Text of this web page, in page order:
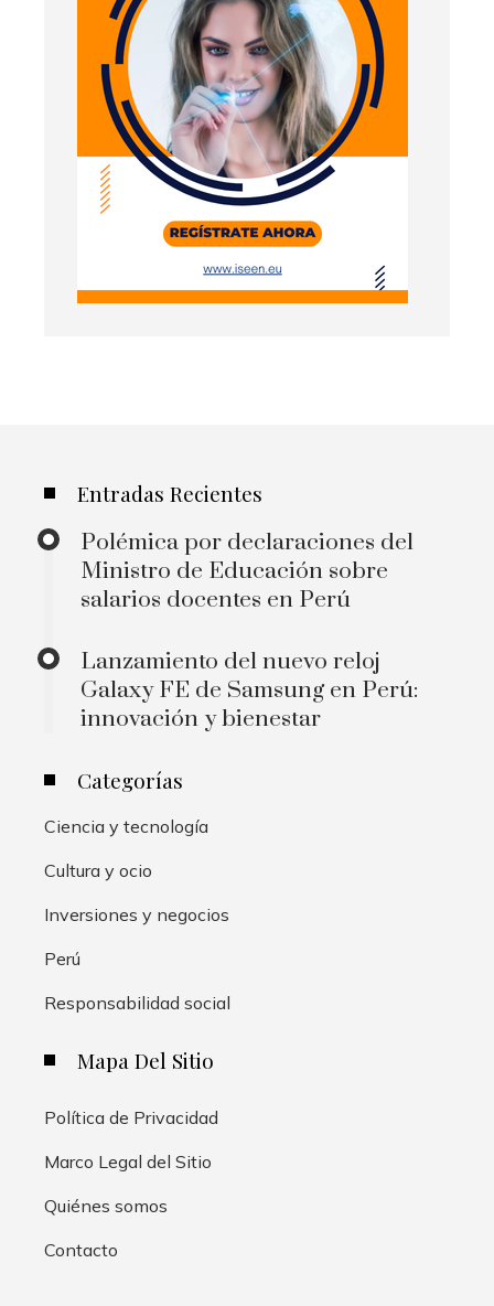
Entradas Recientes
Polémica por declaraciones del
Ministro de Educación sobre
salarios docentes en Perú
Lanzamiento del nuevo reloj
Galaxy FE de Samsung en Perú:
innovación y bienestar
Categorías
Ciencia y tecnología
Cultura y ocio
Inversiones y negocios
Perú
Responsabilidad social
Mapa Del Sitio
Política de Privacidad
Marco Legal del Sitio
Quiénes somos
Contacto